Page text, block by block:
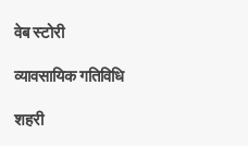
वेब स्टोरी
व्यावसायिक गतिविधि
शहरी